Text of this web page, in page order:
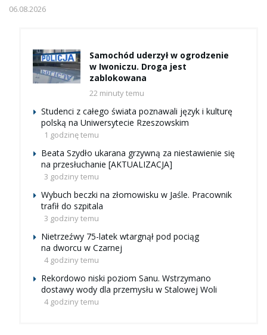
06.08.2026
Samochód uderzył w ogrodzenie
w Iwoniczu. Droga jest
zablokowana
22 minuty temu
Studenci z całego świata poznawali język i kulturę
polską na Uniwersytecie Rzeszowskim
1 godzinę temu
Beata Szydło ukarana grzywną za niestawienie się
na przesłuchanie [AKTUALIZACJA]
3 godziny temu
Wybuch beczki na złomowisku w Jaśle. Pracownik
trafił do szpitala
3 godziny temu
Nietrzeźwy 75-latek wtargnął pod pociąg
na dworcu w Czarnej
4 godziny temu
Rekordowo niski poziom Sanu. Wstrzymano
dostawy wody dla przemysłu w Stalowej Woli
4 godziny temu